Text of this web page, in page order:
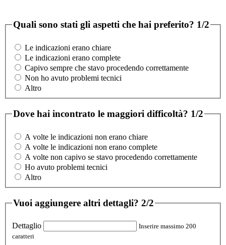
Quali sono stati gli aspetti che hai preferito? 1/2
Le indicazioni erano chiare
Le indicazioni erano complete
Capivo sempre che stavo procedendo correttamente
Non ho avuto problemi tecnici
Altro
Dove hai incontrato le maggiori difficoltà? 1/2
A volte le indicazioni non erano chiare
A volte le indicazioni non erano complete
A volte non capivo se stavo procedendo correttamente
Ho avuto problemi tecnici
Altro
Vuoi aggiungere altri dettagli? 2/2
Dettaglio
Inserire massimo 200
caratteri